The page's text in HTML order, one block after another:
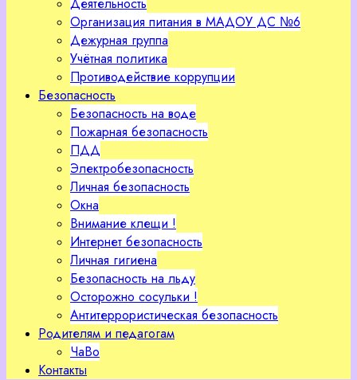
Организация питания в МАДОУ ДС №6
Дежурная группа
Учётная политика
Противодействие коррупции
Безопасность
Безопасность на воде
Пожарная безопасность
ПДД
Электробезопасность
Личная безопасность
Окна
Внимание клещи !
Интернет безопасность
Личная гигиена
Безопасность на льду
Осторожно сосульки !
Антитеррористическая безопасность
Родителям и педагогам
ЧаВо
Контакты